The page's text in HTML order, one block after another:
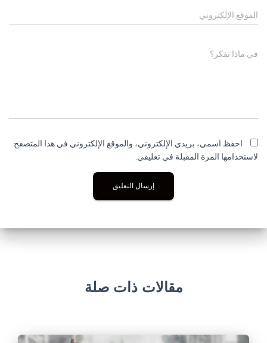
الموقع الإلكتروني
في ماذا تفكر؟
احفظ اسمي، بريدي الإلكتروني، والموقع الإلكتروني في هذا المتصفح
لاستخدامها المرة المقبلة في تعليقي.
مقالات ذات صلة